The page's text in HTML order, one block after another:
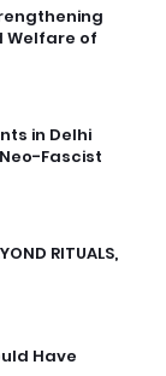
Welfare of
in Delhi
Fascist
RITUALS,
Have